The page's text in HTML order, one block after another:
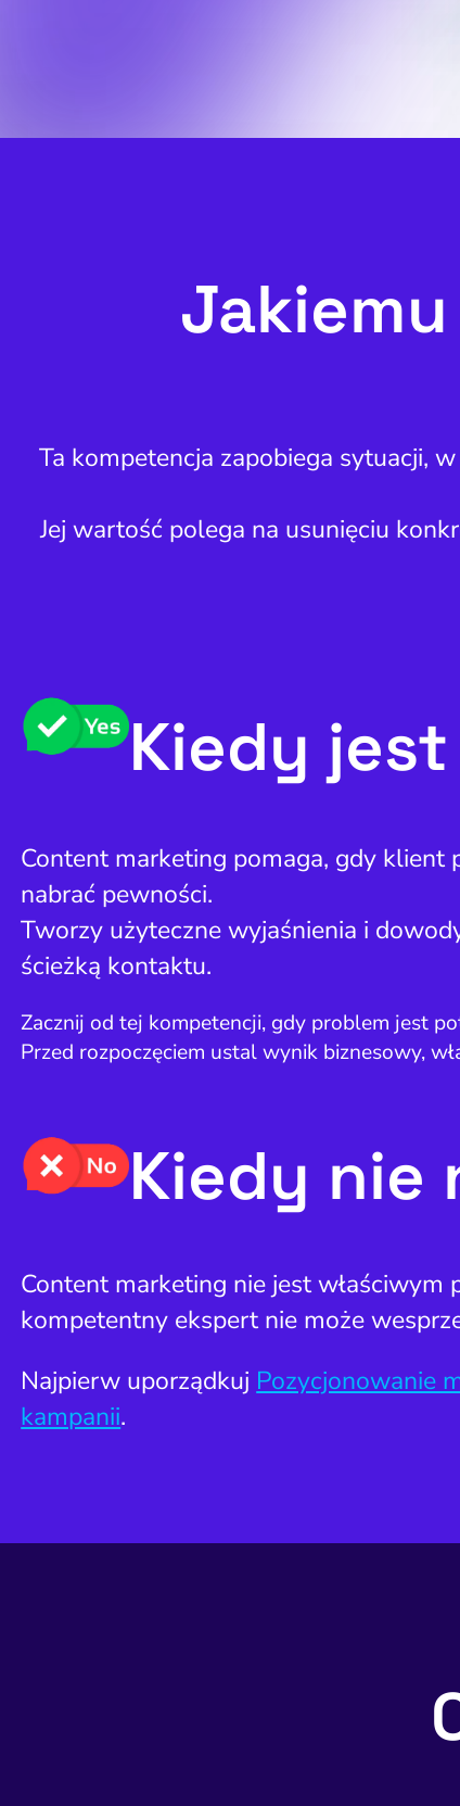
Ta kompetencja zapobiega sytuacji,
Jej wartość polega na usunięciu
Kiedy
Content marketing pomaga, gdy klient
nabrać pewności.
Tworzy użyteczne wyjaśnienia i
ścieżką kontaktu.
Zacznij od tej kompetencji, gdy problem jest
Przed rozpoczęciem ustal wynik biznesowy,
Kiedy nie
Content marketing nie jest
kompetentny ekspert nie może
Najpierw uporządkuj Pozycjonowanie
kampanii.